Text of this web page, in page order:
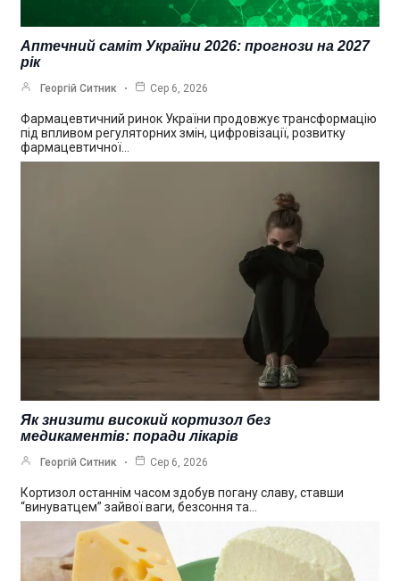
Аптечний саміт України 2026: прогнози на 2027
рік
Георгій Ситник Сер 6, 2026
Фармацевтичний ринок України продовжує трансформацію
під впливом регуляторних змін, цифровізації, розвитку
фармацевтичної…
Як знизити високий кортизол без
медикаментів: поради лікарів
Георгій Ситник Сер 6, 2026
Кортизол останнім часом здобув погану славу, ставши
“винуватцем” зайвої ваги, безсоння та…